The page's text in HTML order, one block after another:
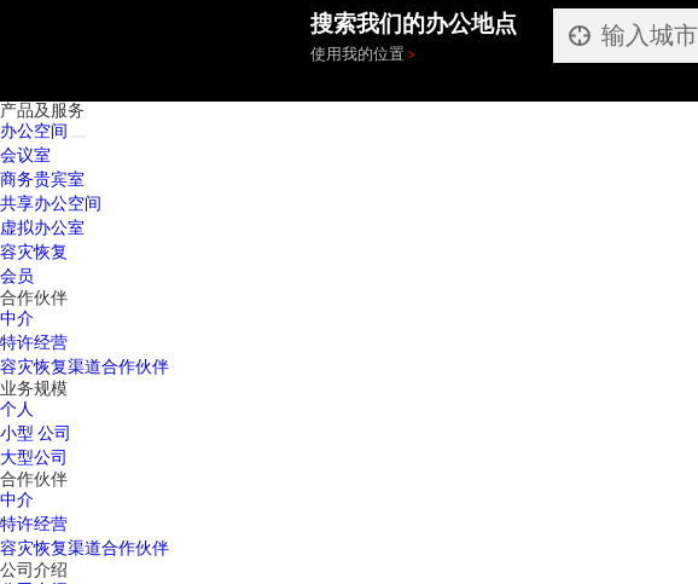
搜索我们的办公地点
使用我的位置
产品及服务
办公空间
会议室
商务贵宾室
共享办公空间
虚拟办公室
容灾恢复
会员
合作伙伴
中介
特许经营
容灾恢复渠道合作伙伴
业务规模
个人
小型 公司
大型公司
合作伙伴
中介
特许经营
容灾恢复渠道合作伙伴
公司介绍